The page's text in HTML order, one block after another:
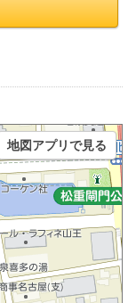
地図アプリで見る